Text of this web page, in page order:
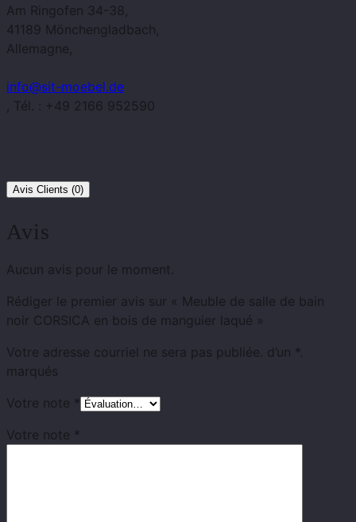
Am Ringofen 34-38,
41189 Mönchengladbach,
Allemagne,
info@sit-moebel.de
, Tél. : +49 2166 952590
Avis Clients (0)
Avis
Aucun avis pour le moment.
Rédiger le premier avis sur « Meuble de salle de bain
noir CORSICA en bois de manguier laqué »
Votre adresse courriel ne sera pas publiée. d’un *.
marqués
Votre note *
Votre note *